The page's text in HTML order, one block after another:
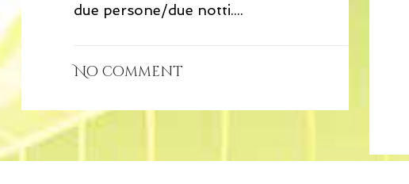
due persone/due notti....
No comment